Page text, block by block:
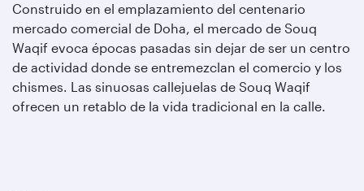
Construido en el emplazamiento del centenario
mercado comercial de Doha, el mercado de Souq
Waqif evoca épocas pasadas sin dejar de ser un centro
de actividad donde se entremezclan el comercio y los
chismes. Las sinuosas callejuelas de Souq Waqif
ofrecen un retablo de la vida tradicional en la calle.